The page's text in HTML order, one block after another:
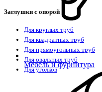
Мебель и фурнитура
Заглушки с опорой
Для круглых труб
Для квадратных труб
Для прямоугольных труб
Для овальных труб
Для уголков